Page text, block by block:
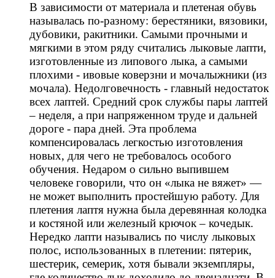
В зависимости от материала и плетеная обувь
называлась по-разному: берестяники, вязовики,
дубовики, ракитники. Самыми прочными и
мягкими в этом ряду считались лыковые лапти,
изготовленные из липового лыка, а самыми
плохими - ивовые коверзни и мочалыжники (из
мочала). Недолговечность - главный недостаток
всех лаптей. Средний срок службы пары лаптей
– неделя, а при напряженном труде и дальней
дороге - пара дней. Эта проблема
компенсировалась легкостью изготовления
новых, для чего не требовалось особого
обучения. Недаром о сильно выпившем
человеке говорили, что он «лыка не вяжет» —
не может выполнить простейшую работу. Для
плетения лаптя нужна была деревянная колодка
и костяной или железный крючок – кочедык.
Нередко лапти назывались по числу лыковых
полос, использованных в плетении: пятерик,
шестерик, семерик, хотя бывали экземпляры,